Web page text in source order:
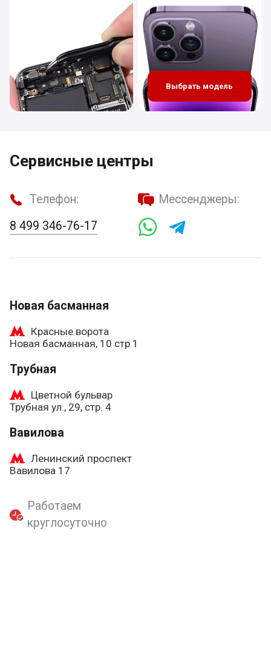
Выбрать модель
Сервисные центры
Телефон:
8 499 346-76-17
Мессенджеры:
Новая басманная
Красные ворота
Новая басманная, 10 стр 1
Трубная
Цветной бульвар
Трубная ул., 29, стр. 4
Вавилова
Ленинский проспект
Вавилова 17
Работаем
круглосуточно